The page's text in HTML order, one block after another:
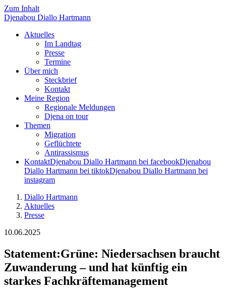
Zum Inhalt
Djenabou Diallo Hartmann
Aktuelles
Im Landtag
Presse
Termine
Über mich
Steckbrief
Kontakt
Meine Region
Regionale Meldungen
Djena on tour
Themen
Migration
Geflüchtete
Antirassismus
KontaktDjenabou Diallo Hartmann bei facebookDjenabou
Diallo Hartmann bei tiktokDjenabou Diallo Hartmann bei
instagram
Diallo Hartmann
Aktuelles
Presse
10.06.2025
Statement:Grüne: Niedersachsen braucht
Zuwanderung – und hat künftig ein
starkes Fachkräftemanagement